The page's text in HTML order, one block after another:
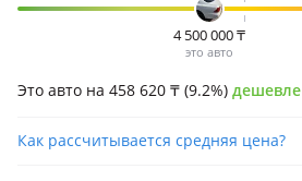
4 500 000₸
это авто
Это авто на 458 620 ₸ (9.2%) дешевле
Как рассчитывается средняя цена?